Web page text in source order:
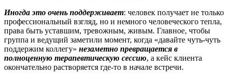
Иногда это очень поддерживает: человек получает не только
профессиональный взгляд, но и немного человеческого тепла,
права быть уставшим, тревожным, живым. Главное, чтобы
группа и ведущий заметили момент, когда «давайте чуть-чуть
поддержим коллегу» незаметно превращается в
полноценную терапевтическую сессию, а кейс клиента
окончательно растворяется где-то в начале встречи.